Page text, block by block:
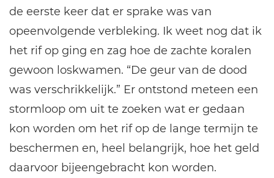
de eerste keer dat er sprake was van
opeenvolgende verbleking. Ik weet nog dat ik
het rif op ging en zag hoe de zachte koralen
gewoon loskwamen. “De geur van de dood
was verschrikkelijk.” Er ontstond meteen een
stormloop om uit te zoeken wat er gedaan
kon worden om het rif op de lange termijn te
beschermen en, heel belangrijk, hoe het geld
daarvoor bijeengebracht kon worden.